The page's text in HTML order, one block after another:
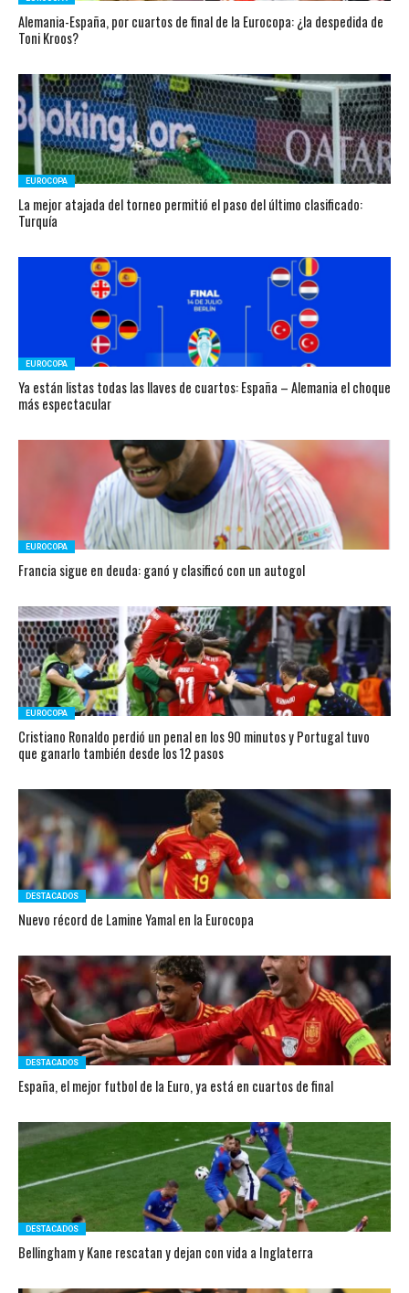
Alemania-España, por cuartos de final de la Eurocopa: ¿la despedida de
Toni Kroos?
EUROCOPA
La mejor atajada del torneo permitió el paso del último clasificado:
Turquía
EUROCOPA
Ya están listas todas las llaves de cuartos: España – Alemania el choque
más espectacular
EUROCOPA
Francia sigue en deuda: ganó y clasificó con un autogol
EUROCOPA
Cristiano Ronaldo perdió un penal en los 90 minutos y Portugal tuvo
que ganarlo también desde los 12 pasos
DESTACADOS
Nuevo récord de Lamine Yamal en la Eurocopa
DESTACADOS
España, el mejor futbol de la Euro, ya está en cuartos de final
DESTACADOS
Bellingham y Kane rescatan y dejan con vida a Inglaterra